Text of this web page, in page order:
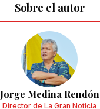
Sobre el autor
Jorge Medina Rendón
Director de La Gran Noticia